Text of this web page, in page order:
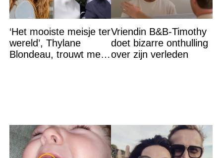
‘Het mooiste meisje ter
wereld’, Thylane
Blondeau, trouwt met
Vriendin B&B-Timothy
doet bizarre onthulling
over zijn verleden